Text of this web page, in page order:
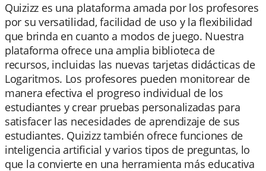
Quizizz es una plataforma amada por los profesores
por su versatilidad, facilidad de uso y la flexibilidad
que brinda en cuanto a modos de juego. Nuestra
plataforma ofrece una amplia biblioteca de
recursos, incluidas las nuevas tarjetas didácticas de
Logaritmos. Los profesores pueden monitorear de
manera efectiva el progreso individual de los
estudiantes y crear pruebas personalizadas para
satisfacer las necesidades de aprendizaje de sus
estudiantes. Quizizz también ofrece funciones de
inteligencia artificial y varios tipos de preguntas, lo
que la convierte en una herramienta más educativa